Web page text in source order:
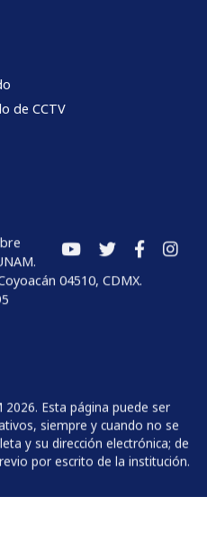
de CCTV
04510, CDMX.
2026. Esta página puede ser
siempre y cuando no se
y su dirección electrónica; de
por escrito de la institución.